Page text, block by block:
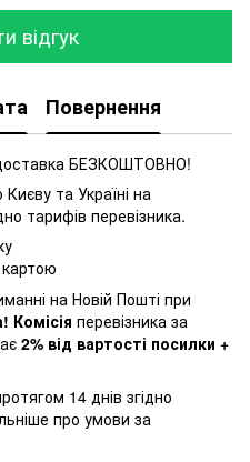
відгук
Повернення
БЕЗКОШТОВНО!
та Україні на
тарифів перевізника.
на Новій Пошті при
Комісія перевізника за
2% від вартості посилки +
14 днів згідно
про умови за